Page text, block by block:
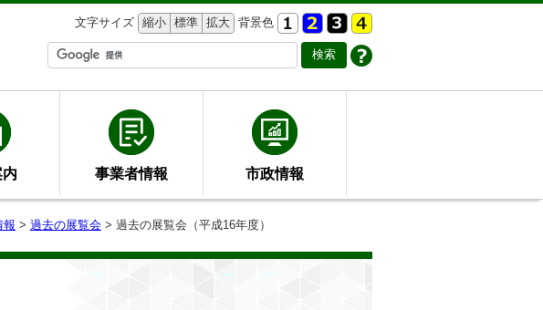
文字サイズ 縮小 標準 拡大 背景色
事業者情報 市政情報
報 > 過去の展覧会 > 過去の展覧会（平成16年度）